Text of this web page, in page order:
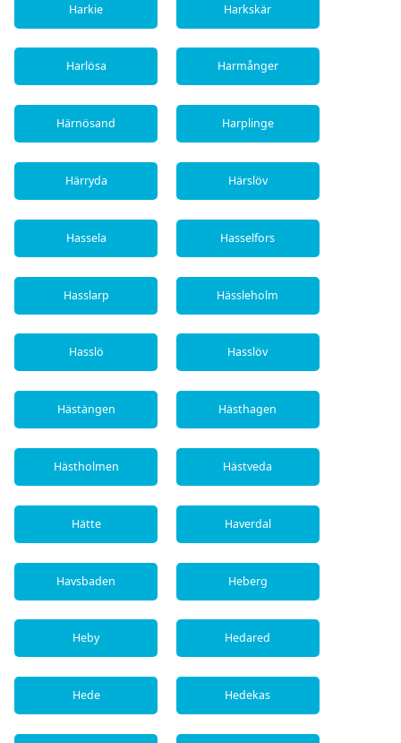
Harkie Harkskär
Harlösa Harmånger
Härnösand Harplinge
Härryda Härslöv
Hassela Hasselfors
Hasslarp Hässleholm
Hasslö Hasslöv
Hästängen Hästhagen
Hästholmen Hästveda
Hätte Haverdal
Havsbaden Heberg
Heby Hedared
Hede Hedekas